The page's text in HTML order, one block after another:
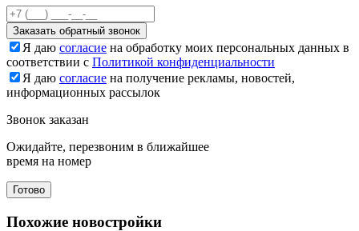
Заказать обратный звонок
Я даю согласие на обработку моих персональных данных в
соответствии с Политикой конфиденциальности
Я даю согласие на получение рекламы, новостей,
информационных рассылок
Звонок заказан
Ожидайте, перезвоним в ближайшее
время на номер
Готово
Похожие новостройки